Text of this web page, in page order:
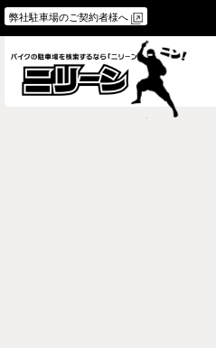
弊社駐車場のご契約者様へ